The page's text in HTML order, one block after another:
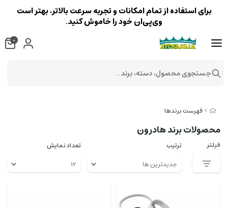
فهرست برندها
محصولات برند هادرون
فیلتر ترتیب تعداد نمایش
برای استفاده از تمام امکانات و تجربه سرعت بالاتر، بهتر است
وی‌پی‌ان خود را خاموش کنید.
0
جستجوی محصول، دسته، برند...